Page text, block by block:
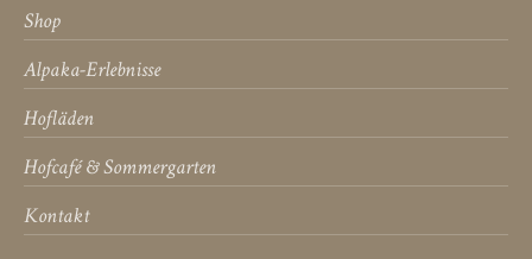
Shop
Alpaka-Erlebnisse
Hofläden
Hofcafé & Sommergarten
Kontakt